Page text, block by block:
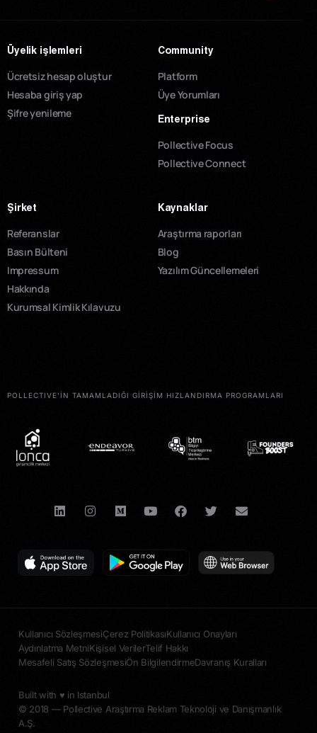
Üyelik işlemleri
Ücretsiz hesap oluştur
Hesaba giriş yap
Şifre yenileme
Community
Platform
Üye Yorumları
Enterprise
Pollective Focus
Pollective Connect
Şirket
Referanslar
Basın Bülteni
Impressum
Hakkında
Kurumsal Kimlik Kılavuzu
Kaynaklar
Araştırma raporları
Blog
Yazılım Güncellemeleri
POLLECTIVE'İN TAMAMLADIĞI GİRİŞİM HIZLANDIRMA PROGRAMLARI
Built with ♥︎ in Istanbul
© 2018 — Pollective Araştırma Reklam Teknoloji ve Danışmanlık
A.Ş.
Kullanıcı SözleşmesiÇerez PolitikasıKullanıcı Onayları
Aydınlatma MetniKişisel VerilerTelif Hakkı
Mesafeli Satış SözleşmesiÖn BilgilendirmeDavranış Kuralları